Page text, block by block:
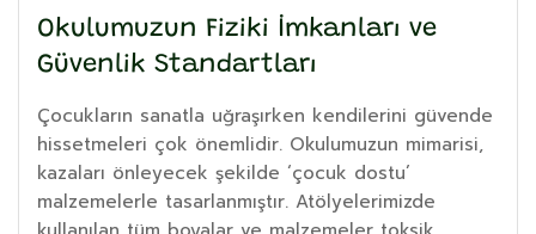
Okulumuzun Fiziki İmkanları ve
Güvenlik Standartları
Çocukların sanatla uğraşırken kendilerini güvende
hissetmeleri çok önemlidir. Okulumuzun mimarisi,
kazaları önleyecek şekilde ‘çocuk dostu’
malzemelerle tasarlanmıştır. Atölyelerimizde